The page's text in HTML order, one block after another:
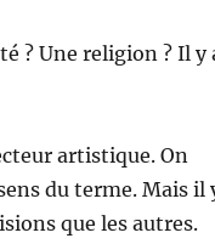
? Une religion ? Il y
artistique. On
du terme. Mais il
que les autres.